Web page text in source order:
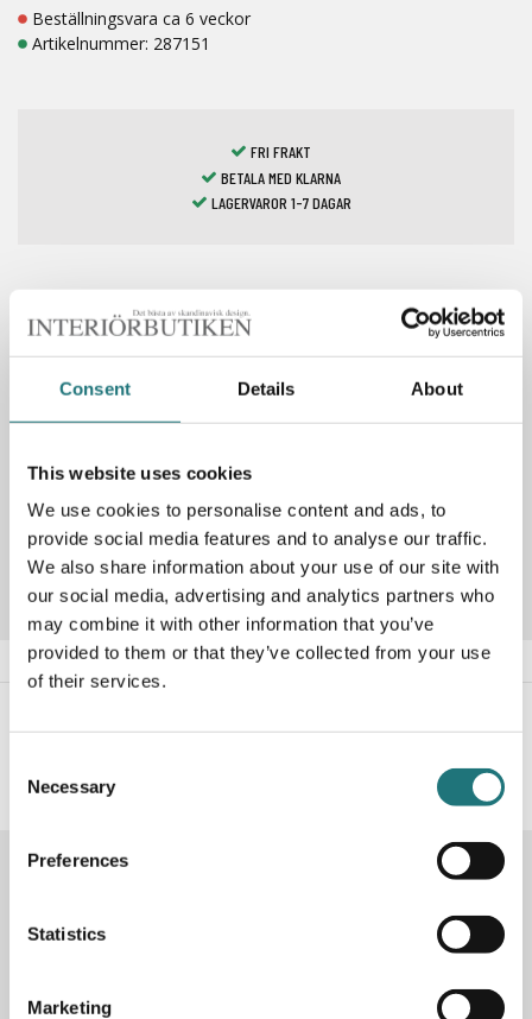
Consent Details About
This website uses cookies
We use cookies to personalise content and ads, to
provide social media features and to analyse our traffic.
We also share information about your use of our site with
our social media, advertising and analytics partners who
may combine it with other information that you’ve
provided to them or that they’ve collected from your use
of their services.
Selection
Necessary
Preferences
Statistics
Marketing
Beställningsvara ca 6 veckor
Artikelnummer: 287151
FRI FRAKT
BETALA MED KLARNA
LAGERVAROR 1-7 DAGAR
Spara som favorit
Artikelnummer 287151